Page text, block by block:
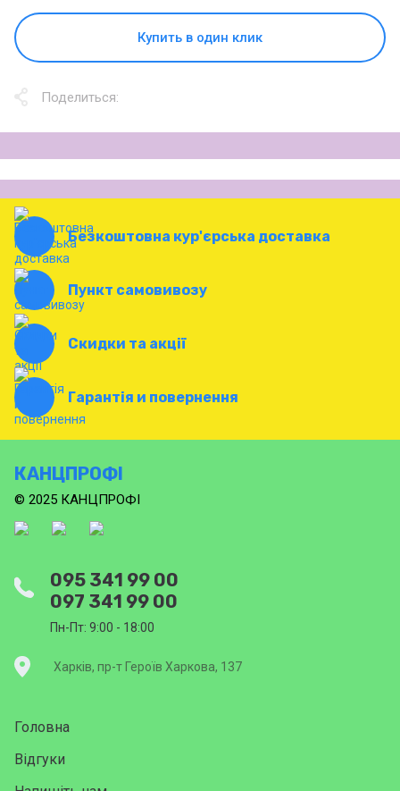
Купить в один клик
Поделиться:
Безкоштовна кур'єрська доставка
Пункт самовивозу
Скидки та акції
Гарантія и повернення
КАНЦПРОФІ
© 2025 КАНЦПРОФІ
095 341 99 00
097 341 99 00
Пн-Пт: 9:00 - 18:00
Харків, пр-т Героїв Харкова, 137
Головна
Відгуки